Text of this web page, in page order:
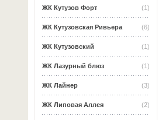
(1)
ЖК Кутузов Форт
(6)
ЖК Кутузовская Ривьера
(1)
ЖК Кутузовский
(1)
ЖК Лазурный блюз
(3)
ЖК Лайнер
(2)
ЖК Липовая Аллея